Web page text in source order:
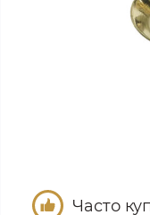
Часто